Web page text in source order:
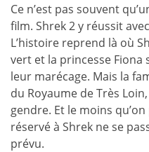
Ce n’est pas souvent
film. Shrek 2 y réussit
L’histoire reprend là où
vert et la princesse
leur marécage. Mais la
du Royaume de Très
gendre. Et le moins qu’on
réservé à Shrek ne se
prévu.